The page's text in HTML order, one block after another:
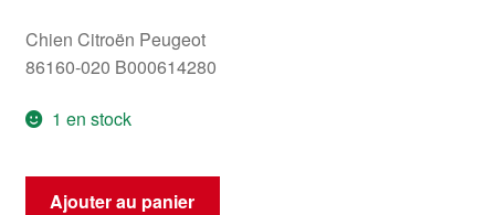
Chien Citroën Peugeot
86160-020 B000614280
1 en stock
quantité
Ajouter au panier